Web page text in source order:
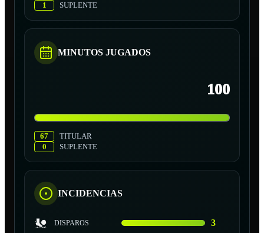
1
SUPLENTE
MINUTOS JUGADOS
100
67
TITULAR
0
SUPLENTE
INCIDENCIAS
DISPAROS 3